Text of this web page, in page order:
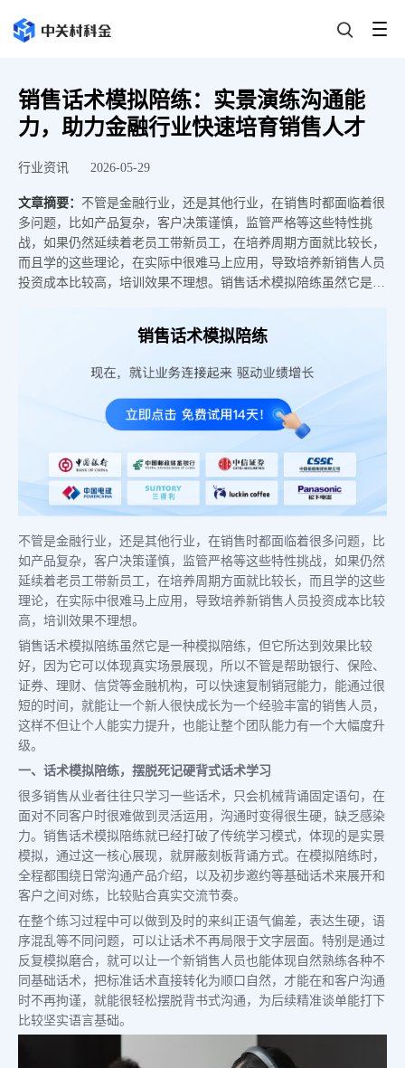
销售话术模拟陪练：实景演练沟通能
力，助力金融行业快速培育销售人才
行业资讯 2026-05-29
文章摘要： 不管是金融行业，还是其他行业，在销售时都面临着很
多问题，比如产品复杂，客户决策谨慎，监管严格等这些特性挑
战，如果仍然延续着老员工带新员工，在培养周期方面就比较长，
而且学的这些理论，在实际中很难马上应用，导致培养新销售人员
投资成本比较高，培训效果不理想。销售话术模拟陪练虽然它是一
销售话术模拟陪练
不管是金融行业，还是其他行业，在销售时都面临着很多问题，比
如产品复杂，客户决策谨慎，监管严格等这些特性挑战，如果仍然
延续着老员工带新员工，在培养周期方面就比较长，而且学的这些
理论，在实际中很难马上应用，导致培养新销售人员投资成本比较
高，培训效果不理想。
销售话术模拟陪练虽然它是一种模拟陪练，但它所达到效果比较
好，因为它可以体现真实场景展现，所以不管是帮助银行、保险、
证券、理财、信贷等金融机构，可以快速复制销冠能力，能通过很
短的时间，就能让一个新人很快成长为一个经验丰富的销售人员，
这样不但让个人能实力提升，也能让整个团队能力有一个大幅度升
级。
一、话术模拟陪练，摆脱死记硬背式话术学习
很多销售从业者往往只学习一些话术，只会机械背诵固定语句，在
面对不同客户时很难做到灵活运用，沟通时变得很生硬，缺乏感染
力。销售话术模拟陪练就已经打破了传统学习模式，体现的是实景
模拟，通过这一核心展现，就屏蔽刻板背诵方式。在模拟陪练时，
全程都围绕日常沟通产品介绍，以及初步邀约等基础话术来展开和
客户之间对练，比较贴合真实交流节奏。
在整个练习过程中可以做到及时的来纠正语气偏差，表达生硬，语
序混乱等不同问题，可以让话术不再局限于文字层面。特别是通过
反复模拟磨合，就可以让一个新销售人员也能体现自然熟练各种不
同基础话术，把标准话术直接转化为顺口自然，才能在和客户沟通
时不再拘谨，就能很轻松摆脱背书式沟通，为后续精准谈单能打下
比较坚实语言基础。